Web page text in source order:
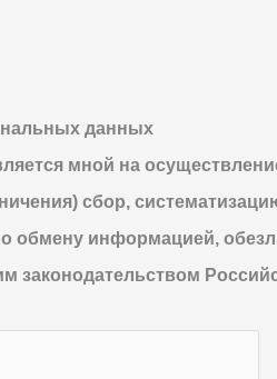
данных
мной на
сбор,
обмену информацией,
законодательством